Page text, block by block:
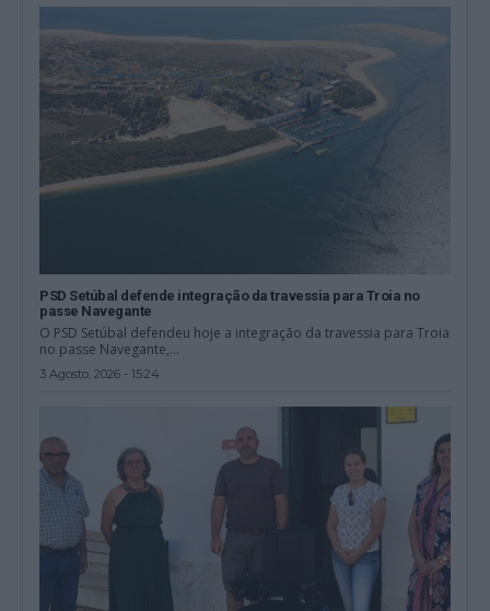
PSD Setúbal defende integração da travessia para Troia no
passe Navegante
O PSD Setúbal defendeu hoje a integração da travessia para Troia
no passe Navegante,...
3 Agosto, 2026 - 15:24